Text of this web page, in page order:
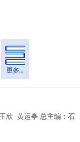
欣 黄运亭 总主编：石